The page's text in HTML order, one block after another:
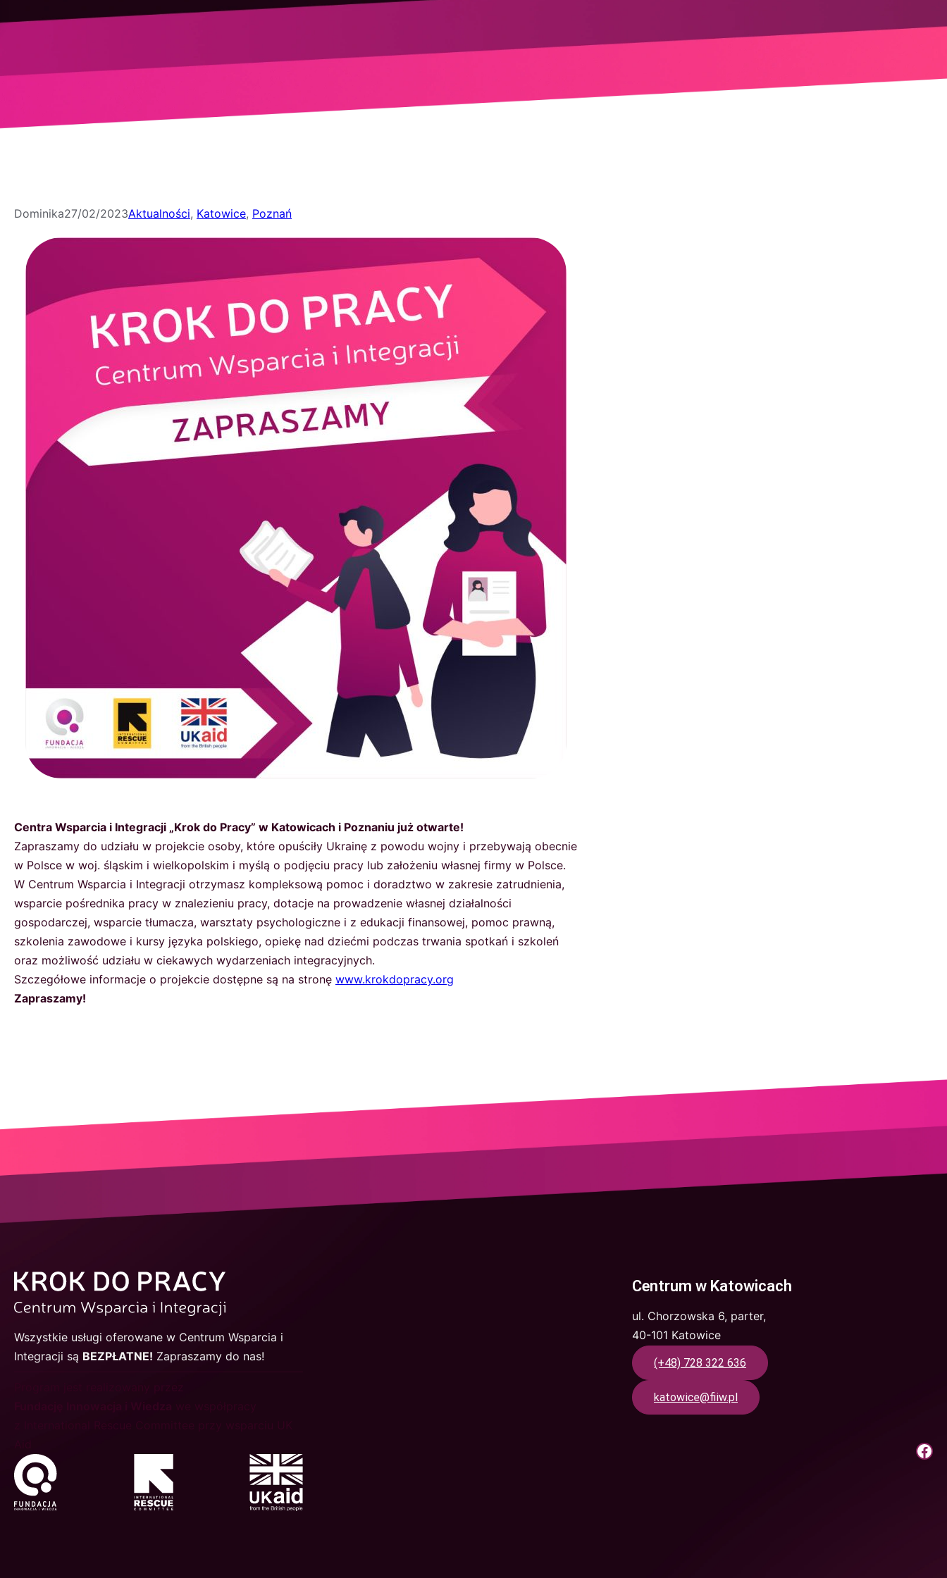
Dominika27/02/2023Aktualności, Katowice, Poznań
Centra Wsparcia i Integracji „Krok do Pracy” w Katowicach i Poznaniu już otwarte!
Zapraszamy do udziału w projekcie osoby, które opuściły Ukrainę z powodu wojny i przebywają obecnie
w Polsce w woj. śląskim i wielkopolskim i myślą o podjęciu pracy lub założeniu własnej firmy w Polsce.
W Centrum Wsparcia i Integracji otrzymasz kompleksową pomoc i doradztwo w zakresie zatrudnienia,
wsparcie pośrednika pracy w znalezieniu pracy, dotacje na prowadzenie własnej działalności
gospodarczej, wsparcie tłumacza, warsztaty psychologiczne i z edukacji finansowej, pomoc prawną,
szkolenia zawodowe i kursy języka polskiego, opiekę nad dziećmi podczas trwania spotkań i szkoleń
oraz możliwość udziału w ciekawych wydarzeniach integracyjnych.
Szczegółowe informacje o projekcie dostępne są na stronę www.krokdopracy.org
Zapraszamy!
Wszystkie usługi oferowane w Centrum Wsparcia i
Integracji są BEZPŁATNE! Zapraszamy do nas!
Centrum w Katowicach
ul. Chorzowska 6, parter,
40-101 Katowice
(+48) 728 322 636
katowice@fiiw.pl
Krok Do Pracy | Facebook